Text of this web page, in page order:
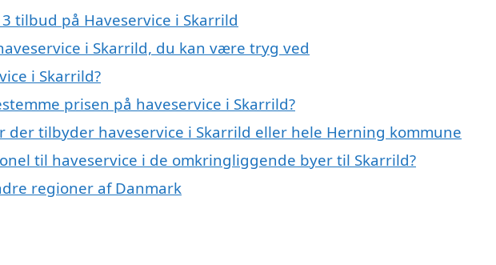
tilbud på Haveservice i Skarrild
i Skarrild, du kan være tryg ved
i Skarrild?
prisen på haveservice i Skarrild?
der tilbyder haveservice i Skarrild eller hele Herning kommune
til haveservice i de omkringliggende byer til Skarrild?
regioner af Danmark